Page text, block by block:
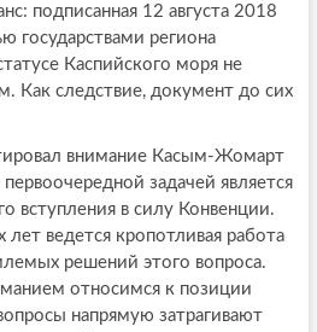
подписанная 12 августа 2018
государствами региона
Каспийского моря не
Как следствие, документ до сих
внимание Касым-Жомарт
первоочередной задачей является
вступления в силу Конвенции.
ведется кропотливая работа
решений этого вопроса.
относимся к позиции
напрямую затрагивают